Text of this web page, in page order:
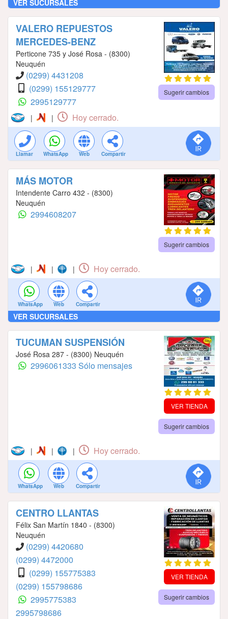
VER SUCURSALES
VALERO REPUESTOS
MERCEDES-BENZ
Perticone 735 y José Rosa - (8300)
Neuquén
(0299) 4431208
(0299) 155129777
2995129777
Sugerir cambios
| | Hoy cerrado.
Llamar WhatsApp Web Compartir
MÁS MOTOR
Intendente Carro 432 - (8300)
Neuquén
2994608207
Sugerir cambios
| | | Hoy cerrado.
WhatsApp Web Compartir
VER SUCURSALES
TUCUMAN SUSPENSIÓN
José Rosa 287 - (8300) Neuquén
2996061333 Sólo mensajes
VER TIENDA
Sugerir cambios
| | | Hoy cerrado.
WhatsApp Web Compartir
CENTRO LLANTAS
Félix San Martín 1840 - (8300)
Neuquén
(0299) 4420680
(0299) 4472000
(0299) 155775383
(0299) 155798686
2995775383
2995798686
VER TIENDA
Sugerir cambios